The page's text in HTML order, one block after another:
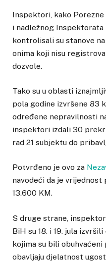
Inspektori, kako
i nadležnog Inspektorata
kontrolisali su stanove
onima koji nisu
dozvole.
Tako su u oblasti
pola godine izvršene 83
određene nepravilnosti
inspektori izdali 30
rad 21 subjektu do
Potvrđeno je ovo za
navodeći da je
13.600 KM.
S druge strane,
BiH su 18. i 19. jula
kojima su bili
obavljaju djelatnost